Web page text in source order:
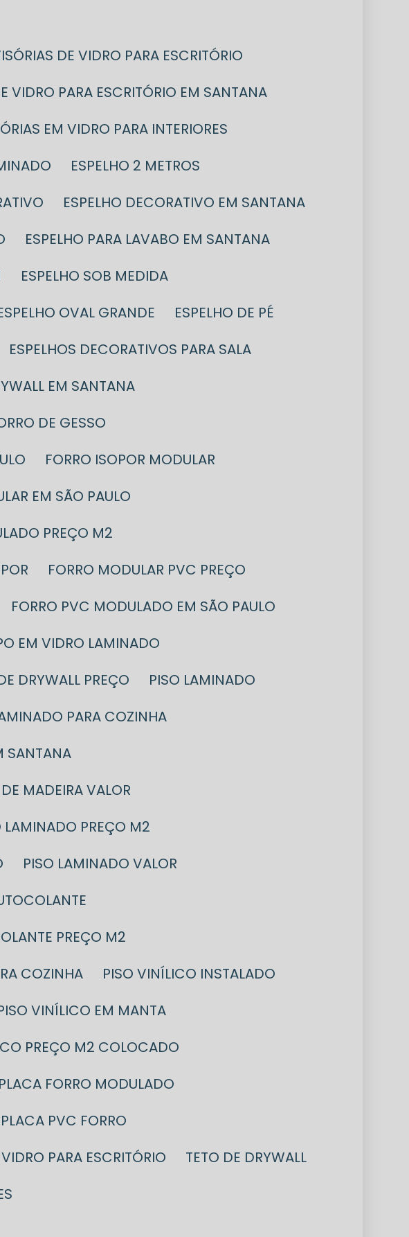
DE VIDRO PARA ESCRITÓRIO
VIDRO PARA ESCRITÓRIO EM SANTANA
EM VIDRO PARA INTERIORES
ESPELHO 2 METROS
ESPELHO DECORATIVO EM SANTANA
ESPELHO PARA LAVABO EM SANTANA
ESPELHO SOB MEDIDA
ESPELHO OVAL GRANDE
ESPELHO DE PÉ
ESPELHOS DECORATIVOS PARA SALA
EM SANTANA
DE GESSO
FORRO ISOPOR MODULAR
EM SÃO PAULO
PREÇO M2
FORRO MODULAR PVC PREÇO
FORRO PVC MODULADO EM SÃO PAULO
EM VIDRO LAMINADO
DRYWALL PREÇO
PISO LAMINADO
PARA COZINHA
SANTANA
MADEIRA VALOR
LAMINADO PREÇO M2
PISO LAMINADO VALOR
PREÇO M2
COZINHA
PISO VINÍLICO INSTALADO
PISO VINÍLICO EM MANTA
PREÇO M2 COLOCADO
PLACA FORRO MODULADO
PLACA PVC FORRO
PARA ESCRITÓRIO
TETO DE DRYWALL